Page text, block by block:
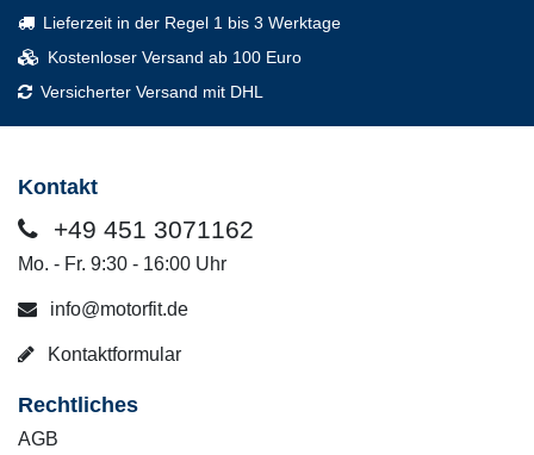
Lieferzeit in der Regel 1 bis 3 Werktage
Kostenloser Versand ab 100 Euro
Versicherter Versand mit DHL
Kontakt
+49 451 3071162
Mo. - Fr. 9:30 - 16:00 Uhr
info@motorfit.de
Kontaktformular
Rechtliches
AGB